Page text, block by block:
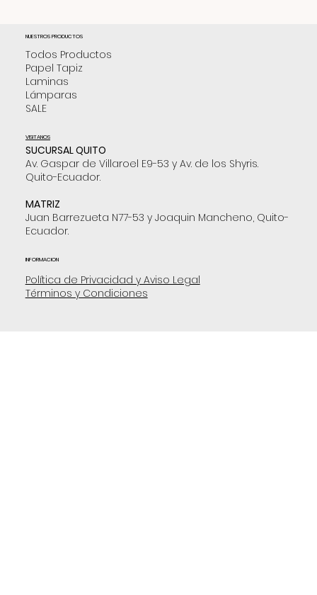
NUESTROS PRODUCTOS
Todos Productos
Papel Tapiz
Laminas
Lámparas
SALE
VISITANOS
SUCURSAL QUITO
Av. Gaspar de Villaroel E9-53 y Av. de los Shyris.
Quito-Ecuador.
MATRIZ
Juan Barrezueta N77-53 y Joaquin Mancheno, Quito-
Ecuador.
INFORMACION
Política de Privacidad y Aviso Legal
Términos y Condiciones